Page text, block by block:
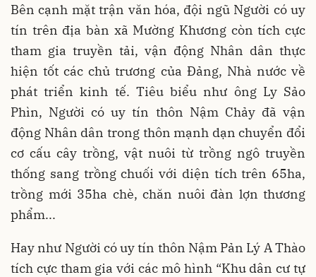
Bên cạnh mặt trận văn hóa, đội ngũ Người có uy
tín trên địa bàn xã Mường Khương còn tích cực
tham gia truyền tải, vận động Nhân dân thực
hiện tốt các chủ trương của Đảng, Nhà nước về
phát triển kinh tế. Tiêu biểu như ông Ly Sảo
Phìn, Người có uy tín thôn Nậm Chảy đã vận
động Nhân dân trong thôn mạnh dạn chuyển đổi
cơ cấu cây trồng, vật nuôi từ trồng ngô truyền
thống sang trồng chuối với diện tích trên 65ha,
trồng mới 35ha chè, chăn nuôi đàn lợn thương
phẩm...
Hay như Người có uy tín thôn Nậm Pản Lý A Thào
tích cực tham gia với các mô hình “Khu dân cư tự